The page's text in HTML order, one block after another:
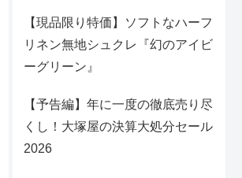
【現品限り特価】ソフトなハーフ
リネン無地シュクレ『幻のアイビ
ーグリーン』
【予告編】年に一度の徹底売り尽
くし！大塚屋の決算大処分セール
2026